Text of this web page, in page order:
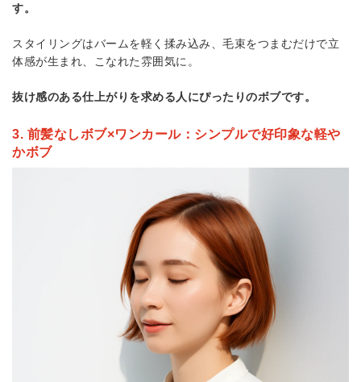
す。
スタイリングはバームを軽く揉み込み、毛束をつまむだけで立
体感が生まれ、こなれた雰囲気に。
抜け感のある仕上がりを求める人にぴったりのボブです。
3. 前髪なしボブ×ワンカール：シンプルで好印象な軽や
かボブ